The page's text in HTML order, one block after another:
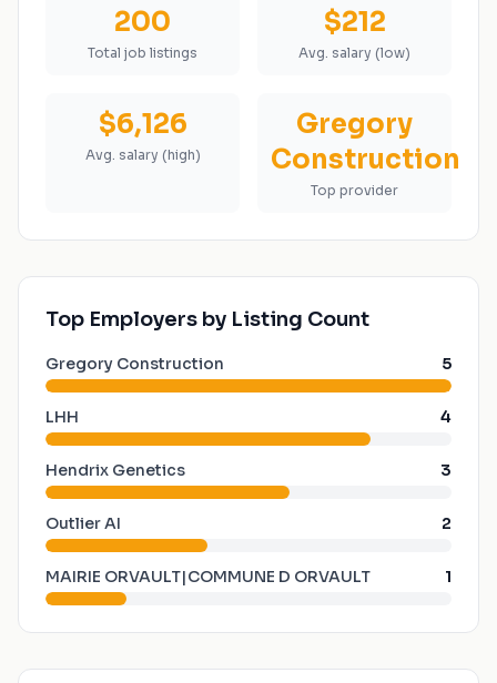
200
Total job listings
$212
Avg. salary (low)
$6,126
Avg. salary (high)
Gregory
Construction
Top provider
Top Employers by Listing Count
Gregory Construction 5
LHH 4
Hendrix Genetics 3
Outlier AI 2
MAIRIE ORVAULT|COMMUNE D ORVAULT 1